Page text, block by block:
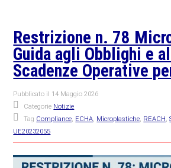
Restrizione n. 78
Guida agli Obblighi e
Scadenze Operative
Pubblicato il 14 Maggio 2026
Categorie Notizie
Tag Compliance ECHA Microplastiche REACH ,
UE20232055